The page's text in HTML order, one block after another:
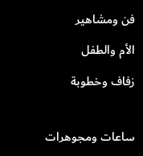
فن ومشاهير
الأم والطفل
زفاف وخطوبة
ساعات ومجوهرات